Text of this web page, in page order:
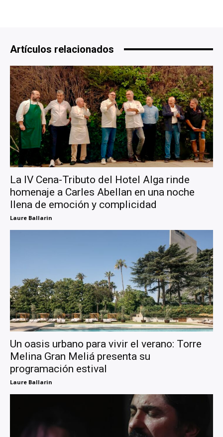
Artículos relacionados
La IV Cena-Tributo del Hotel Alga rinde
homenaje a Carles Abellan en una noche
llena de emoción y complicidad
Laure Ballarin
Un oasis urbano para vivir el verano: Torre
Melina Gran Meliá presenta su
programación estival
Laure Ballarin